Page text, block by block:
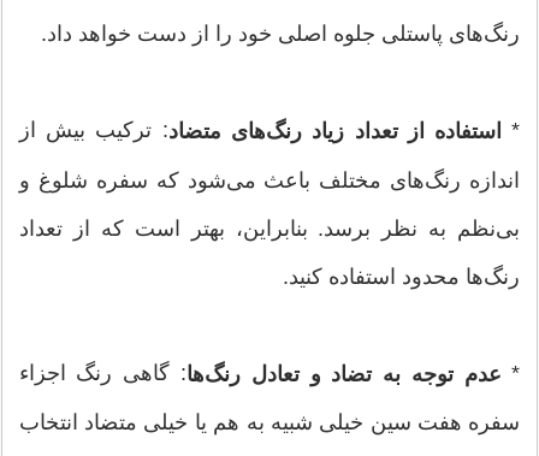
رنگ‌های پاستلی جلوه اصلی خود را از دست خواهد داد.
* استفاده از تعداد زیاد رنگ‌های متضاد: ترکیب بیش از
اندازه رنگ‌های مختلف باعث می‌شود که سفره شلوغ و
بی‌نظم به نظر برسد. بنابراین، بهتر است که از تعداد
رنگ‌ها محدود استفاده کنید.
* عدم توجه به تضاد و تعادل رنگ‌ها: گاهی رنگ اجزاء
سفره هفت سین خیلی شبیه به هم یا خیلی متضاد انتخاب